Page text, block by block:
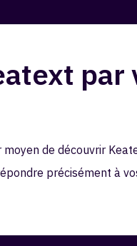
par
de découvrir
précisément à